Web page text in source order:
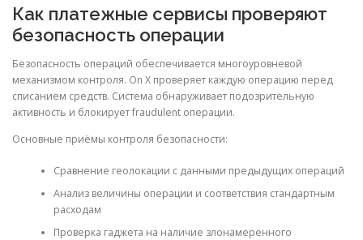
Как платежные сервисы проверяют
безопасность операции
Безопасность операций обеспечивается многоуровневой
механизмом контроля. On X проверяет каждую операцию перед
списанием средств. Система обнаруживает подозрительную
активность и блокирует fraudulent операции.
Основные приёмы контроля безопасности:
Сравнение геолокации с данными предыдущих операций
Анализ величины операции и соответствия стандартным
расходам
Проверка гаджета на наличие злонамеренного